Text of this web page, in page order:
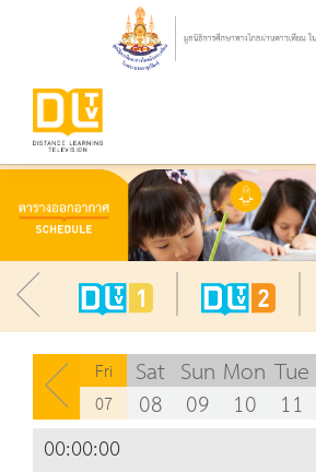
Fri
07
Sat
08
Sun
09
Mon
10
Tue
11
00:00:00